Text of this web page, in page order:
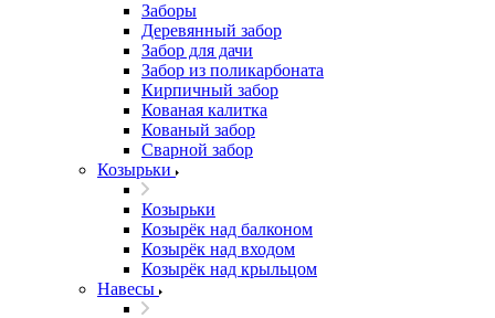
Заборы
Деревянный забор
Забор для дачи
Забор из поликарбоната
Кирпичный забор
Кованая калитка
Кованый забор
Сварной забор
Козырьки
Козырьки
Козырёк над балконом
Козырёк над входом
Козырёк над крыльцом
Навесы